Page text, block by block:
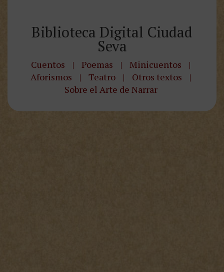
Biblioteca Digital Ciudad
Seva
Cuentos | Poemas | Minicuentos
|
Aforismos
| Teatro | Otros textos
|
Sobre el Arte de Narrar